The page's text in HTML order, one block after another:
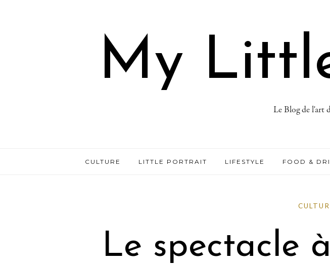
My
Le Blog de l'art
CULTURE LITTLE PORTRAIT LIFESTYLE FOOD &
Le spectacle